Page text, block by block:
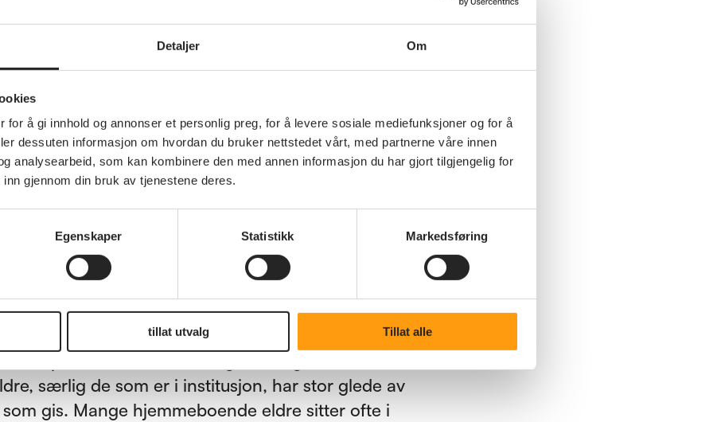
Detaljer Om
for å gi innhold og annonser et personlig preg, for å levere sosiale mediefunksjoner og for å
dessuten informasjon om hvordan du bruker nettstedet vårt, med partnerne våre innen
analysearbeid, som kan kombinere den med annen informasjon du har gjort tilgjengelig for
gjennom din bruk av tjenestene deres.
Egenskaper Statistikk Markedsføring
tillat utvalg Tillat alle
hadde på forhånd fått spørsmålene som var
i samfunnet som griper raskt om seg. Det meste
og henvendelser til innbyggerne foregår nå
fra fylkeskommunen. Et godt eksempel på det i
fra å stemme.
den allmenne helsetilstanden til folk.
særlig de som er i institusjon, har stor glede av
gis. Mange hjemmeboende eldre sitter ofte i